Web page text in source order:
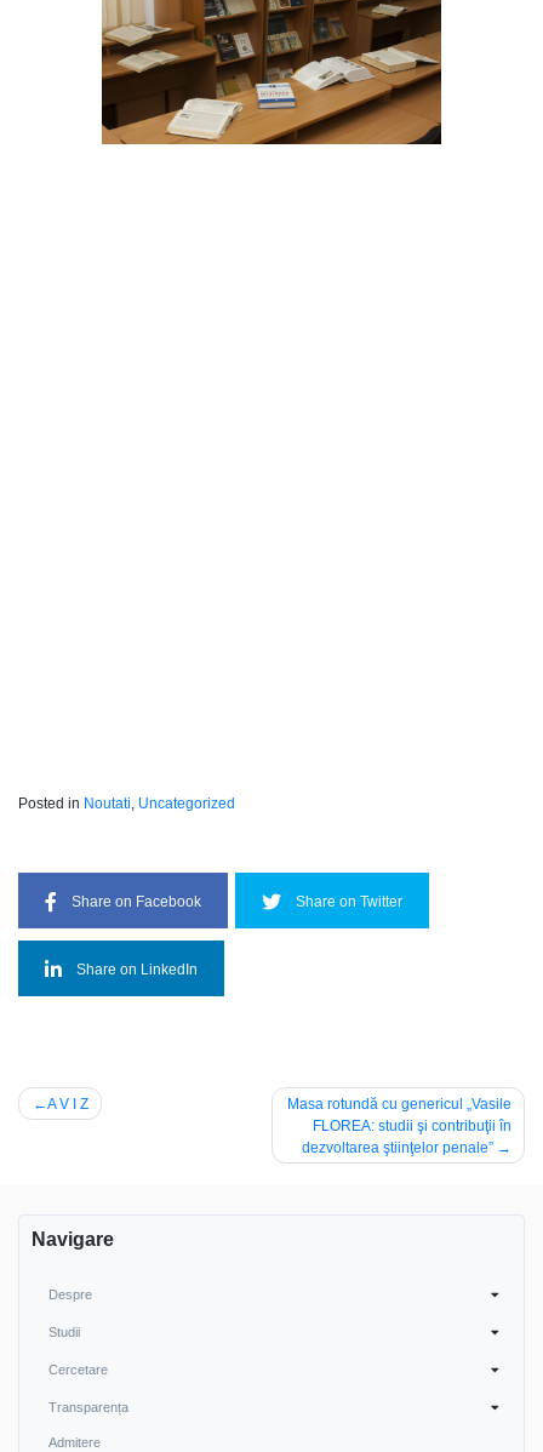
Posted in Noutati, Uncategorized
Share on Facebook Share on Twitter
Share on LinkedIn
Post
A V I Z
Masa rotundă cu genericul „Vasile
FLOREA: studii şi contribuţii în
dezvoltarea ştiinţelor penale”
Navigare
Despre
Studii
Cercetare
Transparența
Admitere